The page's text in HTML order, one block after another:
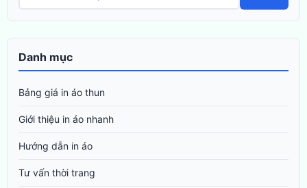
Danh mục
Bảng giá in áo thun
Giới thiệu in áo nhanh
Hướng dẫn in áo
Tư vấn thời trang